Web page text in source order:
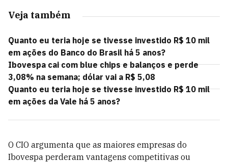
Veja também
Quanto eu teria hoje se tivesse investido R$ 10 mil
em ações do Banco do Brasil há 5 anos?
Ibovespa cai com blue chips e balanços e perde
3,08% na semana; dólar vai a R$ 5,08
Quanto eu teria hoje se tivesse investido R$ 10 mil
em ações da Vale há 5 anos?
O CIO argumenta que as maiores empresas do
Ibovespa perderam vantagens competitivas ou